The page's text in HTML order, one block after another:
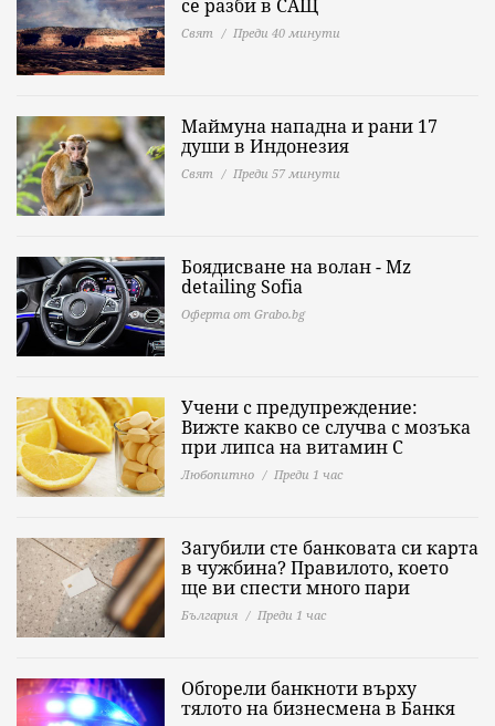
се разби в САЩ
Свят Преди 40 минути
Маймуна нападна и рани 17
души в Индонезия
Свят Преди 57 минути
Боядисване на волан - Mz
detailing Sofia
Оферта от Grabo.bg
Учени с предупреждение:
Вижте какво се случва с мозъка
при липса на витамин C
Любопитно Преди 1 час
Загубили сте банковата си карта
в чужбина? Правилото, което
ще ви спести много пари
България Преди 1 час
Обгорели банкноти върху
тялото на бизнесмена в Банкя